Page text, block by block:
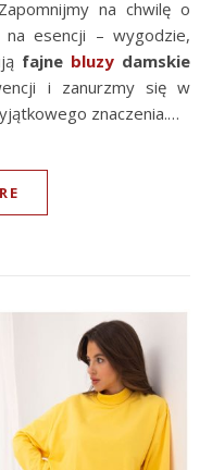
na chwilę o
na esencji – wygodzie,
fajne bluzy damskie
i zanurzmy się w
znaczenia.…